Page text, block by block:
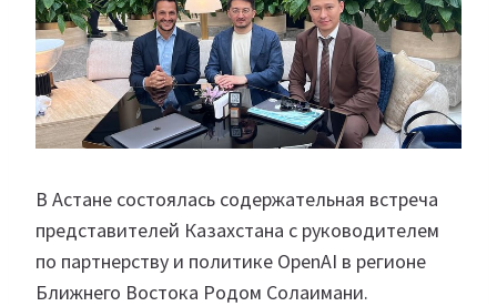
В Астане состоялась содержательная встреча
представителей Казахстана с руководителем
по партнерству и политике OpenAI в регионе
Ближнего Востока Родом Солаимани.